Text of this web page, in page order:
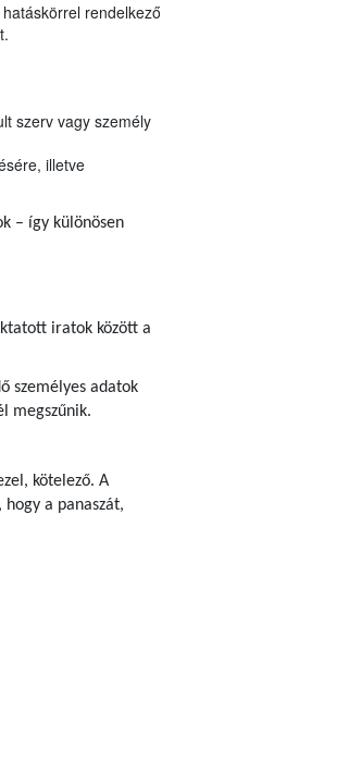
rendelkező
szerv vagy személy
illetve
– így különösen
iratok között a
személyes adatok
megszűnik.
kötelező. A
a panaszát,